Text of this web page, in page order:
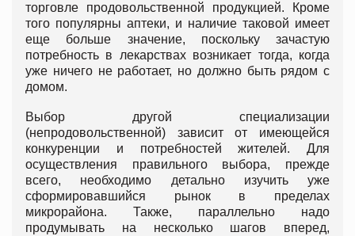
торговле продовольственной продукцией. Кроме
того популярны аптеки, и наличие таковой имеет
еще больше значение, поскольку зачастую
потребность в лекарствах возникает тогда, когда
уже ничего не работает, но должно быть рядом с
домом.
Выбор другой специализации
(непродовольственной) зависит от имеющейся
конкуренции и потребностей жителей. Для
осуществления правильного выбора, прежде
всего, необходимо детально изучить уже
сформировавшийся рынок в пределах
микрорайона. Также, параллельно надо
продумывать на несколько шагов вперед,